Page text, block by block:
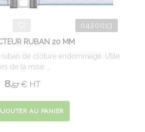
0420013
RUBAN 20 MM
de clôture endommagé. Utile
de la mise ...
8.57 €HT
AU PANIER